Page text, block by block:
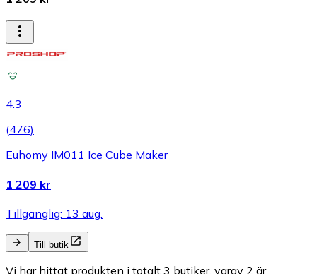
4.3
(476)
Euhomy IM011 Ice Cube Maker
1 209 kr
Tillgänglig: 13 aug.
Till butik
Vi har hittat produkten i totalt 3 butiker, varav 2 är